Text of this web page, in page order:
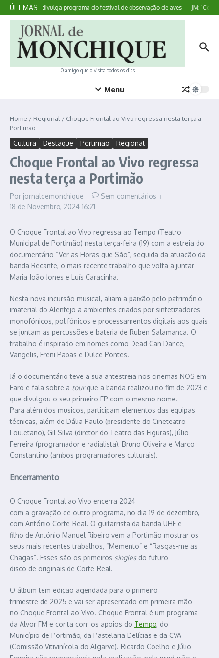
Ir para o conteúdo
ÚLTIMAS
Sagres divulga programa do festival de observação de aves JM:
O amigo que o visita todos os dias
Menu
Home / Regional / Choque Frontal ao Vivo regressa nesta terça a
Portimão
Cultura Destaque Portimão Regional
Choque Frontal ao Vivo regressa
nesta terça a Portimão
Por jornaldemonchique
Sem comentários
18 de Novembro, 2024 16:21
O Choque Frontal ao Vivo regressa ao Tempo (Teatro
Municipal de Portimão) nesta terça-feira (19) com a estreia do
documentário “Ver as Horas que São”, seguida da atuação da
banda Recante, o mais recente trabalho que volta a juntar
Maria João Jones e Luís Caracinha.
Nesta nova incursão musical, aliam a paixão pelo património
imaterial do Alentejo a ambientes criados por sintetizadores
monofónicos, polifónicos e processamentos digitais aos quais
se juntam as percussões e bateria de Ruben Salamanca. O
trabalho é inspirado em nomes como Dead Can Dance,
Vangelis, Ereni Papas e Dulce Pontes.
Já o documentário teve a sua antestreia nos cinemas NOS em
Faro e fala sobre a tourque a banda realizou no fim de 2023 e
que divulgou o seu primeiro EP com o mesmo nome.
Para além dos músicos, participam elementos das equipas
técnicas, além de Dália Paulo (presidente do Cineteatro
Louletano), Gil Silva (diretor do Teatro das Figuras), Júlio
Ferreira (programador e radialista), Bruno Oliveira e Marco
Constantino (ambos programadores culturais).
Encerramento
O Choque Frontal ao Vivo encerra 2024
com a gravação de outro programa, no dia 19 de dezembro,
com António Cörte-Real. O guitarrista da banda UHF e
filho de António Manuel Ribeiro vem a Portimão mostrar os
seus mais recentes trabalhos, “Memento” e “Rasgas-me as
Chagas”. Esses são os primeiros singles do futuro
disco de originais de Cörte-Real.
O álbum tem edição agendada para o primeiro
trimestre de 2025 e vai ser apresentado em primeira mão
no Choque Frontal ao Vivo. Choque Frontal é um programa
da Alvor FM e conta com os apoios do Tempo, do
Município de Portimão, da Pastelaria Delícias e da CVA
(Comissão Vitivinícola do Algarve). Ricardo Coelho e Júlio